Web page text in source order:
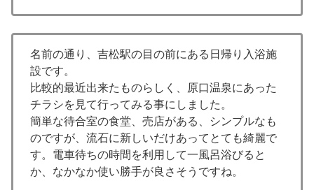
名前の通り、吉松駅の目の前にある日帰り入浴施
設です。
比較的最近出来たものらしく、原口温泉にあった
チラシを見て行ってみる事にしました。
簡単な待合室の食堂、売店がある、シンプルなも
のですが、流石に新しいだけあってとても綺麗で
す。電車待ちの時間を利用して一風呂浴びると
か、なかなか使い勝手が良さそうですね。